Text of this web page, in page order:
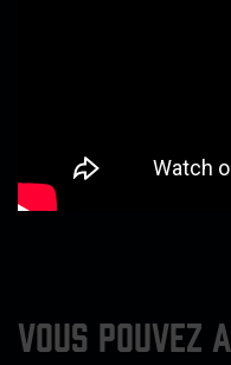
VOUS POUVEZ